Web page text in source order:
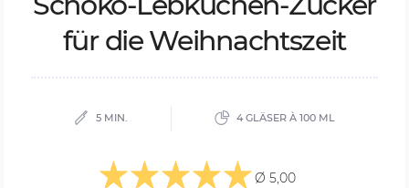
für die Weih­nachts­zeit
5 MIN. 4 GLÄSER À 100 ML
Ø 5,00